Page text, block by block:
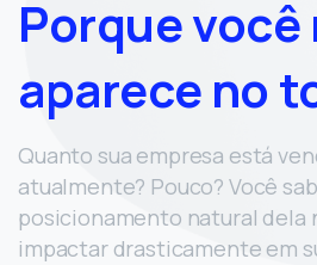
Porquevocê
aparece no
Quanto sua empresa está
atualmente? Pouco? Você
posicionamento natural dela
impactar drasticamente em